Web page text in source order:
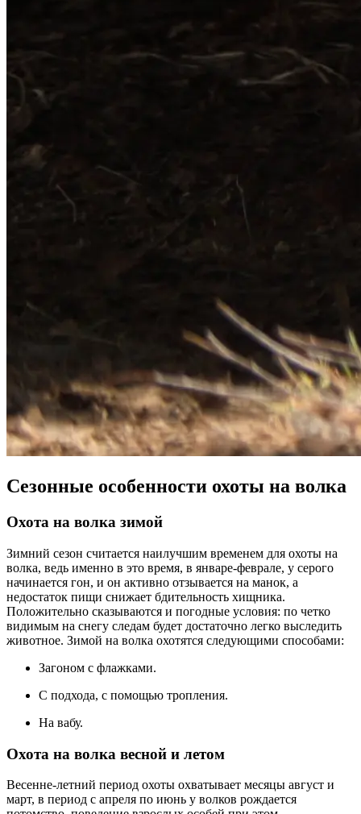
Сезонные особенности охоты на волка
Охота на волка зимой
Зимний сезон считается наилучшим временем для охоты на
волка, ведь именно в это время, в январе-феврале, у серого
начинается гон, и он активно отзывается на манок, а
недостаток пищи снижает бдительность хищника.
Положительно сказываются и погодные условия: по четко
видимым на снегу следам будет достаточно легко выследить
животное. Зимой на волка охотятся следующими способами:
Загоном с флажками.
С подхода, с помощью тропления.
На вабу.
Охота на волка весной и летом
Весенне-летний период охоты охватывает месяцы август и
март, в период с апреля по июнь у волков рождается